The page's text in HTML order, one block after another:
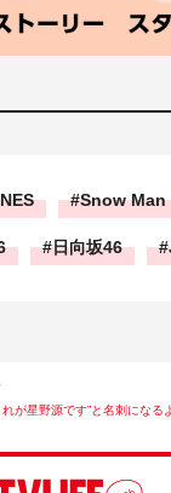
Snow Man
日向坂46
が星野源です”と名刺にな